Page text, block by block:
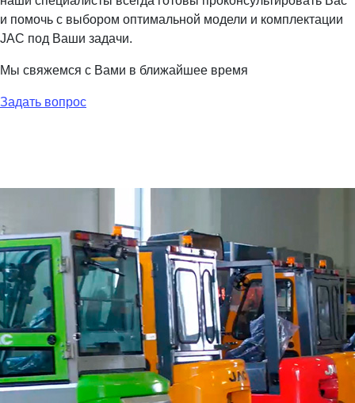
и помочь с выбором оптимальной модели и комплектации
JAC под Ваши задачи.
Мы свяжемся с Вами в ближайшее время
Задать вопрос